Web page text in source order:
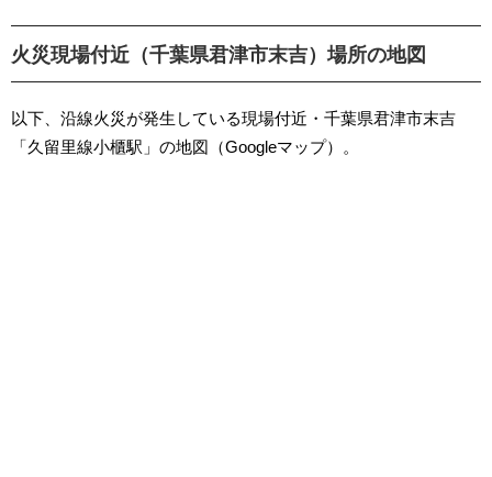
火災現場付近（千葉県君津市末吉）場所の地図
以下、沿線火災が発生している現場付近・千葉県君津市末吉
「久留里線小櫃駅」の地図（Googleマップ）。